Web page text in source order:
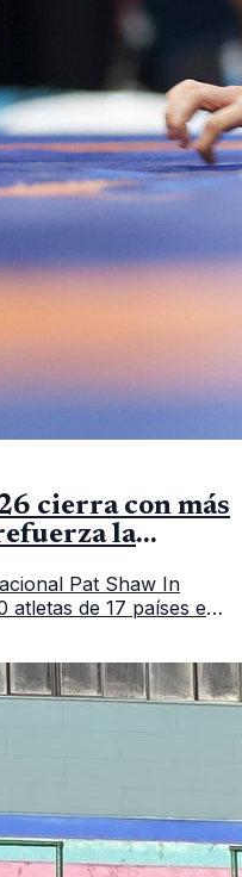
cierra con más
la
Pat Shaw In
de 17 países en
oficial de CDAG.